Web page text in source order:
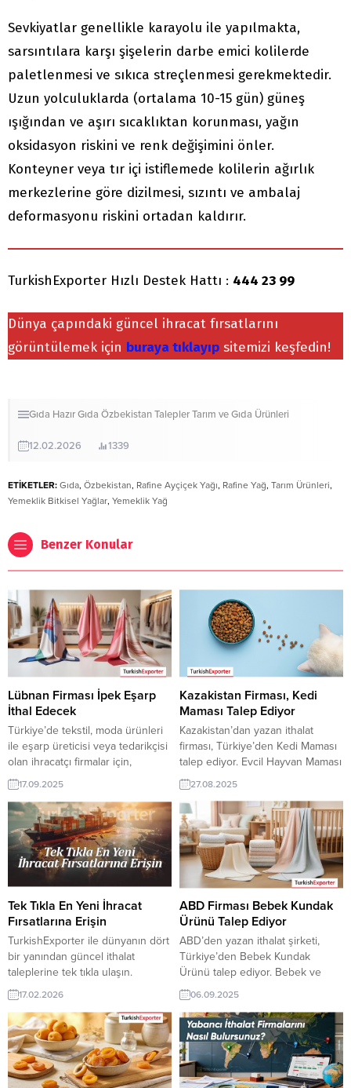
Sevkiyatlar genellikle karayolu ile yapılmakta,
sarsıntılara karşı şişelerin darbe emici kolilerde
paletlenmesi ve sıkıca streçlenmesi gerekmektedir.
Uzun yolculuklarda (ortalama 10-15 gün) güneş
ışığından ve aşırı sıcaklıktan korunması, yağın
oksidasyon riskini ve renk değişimini önler.
Konteyner veya tır içi istiflemede kolilerin ağırlık
merkezlerine göre dizilmesi, sızıntı ve ambalaj
deformasyonu riskini ortadan kaldırır.
TurkishExporter Hızlı Destek Hattı : 444 23 99
Dünya çapındaki güncel ihracat fırsatlarını
görüntülemek için buraya tıklayıp sitemizi keşfedin!
Gıda Hazır Gıda ÖzbekistanTaleplerTarım ve Gıda Ürünleri
12.02.2026 1339
ETİKETLER: Gıda, Özbekistan, Rafine Ayçiçek Yağı, Rafine Yağ, Tarım Ürünleri,
Yemeklik Bitkisel Yağlar, Yemeklik Yağ
Benzer Konular
Lübnan Firması İpek Eşarp
İthal Edecek
Türkiye’de tekstil, moda ürünleri
ile eşarp üreticisi veya tedarikçisi
olan ihracatçı firmalar için,
Lübnan’dan gelen ipek eşarp
ithalat talebi yeni bir ihracat pazarı
fırsatı sunuyor. Bu alım ilanının
iletişim bilgilerine yalnızca
TurkishExporter VIP üyeleri ile TE
kredi sahibi üyelerimiz
erişebilmektedir. ➤ Talebin
detaylarına buradan
ulaşabilirsiniz. Tüm Eşarp –
Türban İthalat
TalepleriLübnan’dan...
17.09.2025
Kazakistan Firması, Kedi
Maması Talep Ediyor
Kazakistan’dan yazan ithalat
firması, Türkiye’den Kedi Maması
talep ediyor. Evcil Hayvan Maması
üreticisi ve tedarikçisi olan Türk
şirketler için yeni bir ihracat
pazarı olabilir. Bu alım ilanın
detaylarına TE / VIP üyeleri cevap
verebilir. ? Talebin detaylarına
buradan ulaşabilirsiniz Evcil
Hayvan Ürünleri İthalat
TalepleriKazakistan’dan Gelen
İthalat Talepleri Kedi Maması satın
alacak...
27.08.2025
Tek Tıkla En Yeni İhracat
Fırsatlarına Erişin
TurkishExporter ile dünyanın dört
bir yanından güncel ithalat
taleplerine tek tıkla ulaşın.
Sektörünüze uygun alıcılarla
hızlıca bağlantı kurun, ihracatınızı
büyütün ve yeni pazarlara
güvenle açılın. Güncel fırsatlar
her gün yenilenir. Günün Alım
Taleplerinden Bazıları: İspanyol
Firma, Türkiye’den Ütü Masası
17.02.2026
ABD Firması Bebek Kundak
Ürünü Talep Ediyor
ABD’den yazan ithalat şirketi,
Türkiye’den Bebek Kundak
Ürünü talep ediyor. Bebek ve
çocuk giyim ürünleri üreticisi olan
Türk şirketler için ABD’den gelen
bu talep yeni bir ihracat pazarı
olabilir. Bu alım ilanın detaylarına
TurkishExporter / VIP üyeleri
cevap verebilir. ➤ Talebin
detaylarına buradan
06.09.2025